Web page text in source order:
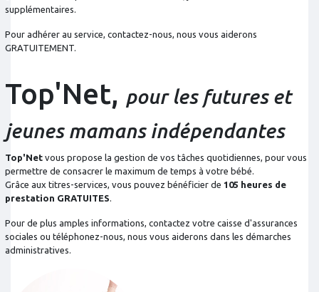
supplémentaires.
Pour adhérer au service, contactez-nous, nous vous aiderons
GRATUITEMENT.
Top'Net, pour les futures et
jeunes mamans indépendantes
Top'Net vous propose la gestion de vos tâches quotidiennes, pour vous
permettre de consacrer le maximum de temps à votre bébé.
Grâce aux titres-services, vous pouvez bénéficier de 105 heures de
prestation GRATUITES
Pour de plus amples informations, contactez votre caisse d'assurances
sociales ou téléphonez-nous, nous vous aiderons dans les démarches
administratives.